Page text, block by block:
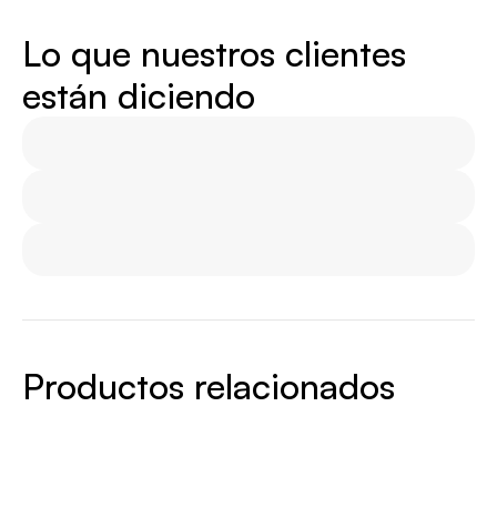
Lo que nuestros clientes
están diciendo
Productos relacionados